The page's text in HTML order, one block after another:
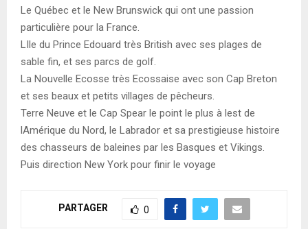
Le Québec et le New Brunswick qui ont une passion
particulière pour la France.
LIle du Prince Edouard très British avec ses plages de
sable fin, et ses parcs de golf.
La Nouvelle Ecosse très Ecossaise avec son Cap Breton
et ses beaux et petits villages de pêcheurs.
Terre Neuve et le Cap Spear le point le plus à lest de
lAmérique du Nord, le Labrador et sa prestigieuse histoire
des chasseurs de baleines par les Basques et Vikings.
Puis direction New York pour finir le voyage
PARTAGER 0